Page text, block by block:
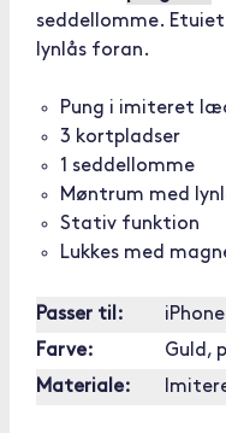
seddellomme.
lynlås foran.
Pung i imiteret
3 kortpladser
1 seddellomme
Møntrum med
Stativ funktion
Lukkes med
Passer til:
iPhone
Farve:
Guld,
Materiale: